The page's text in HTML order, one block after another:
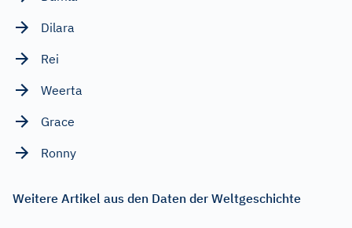
Dilara
Rei
Weerta
Grace
Ronny
Weitere Artikel aus den Daten der Weltgeschichte